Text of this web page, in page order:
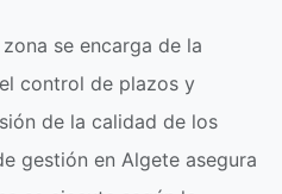
se encarga de la
control de plazos y
de la calidad de los
gestión en Algete asegura